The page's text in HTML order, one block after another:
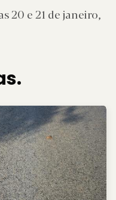
20 e 21 de janeiro,